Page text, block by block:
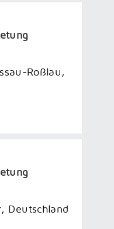
Roßlau,
Deutschland